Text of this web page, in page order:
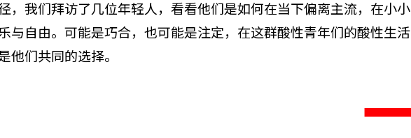
，我们拜访了几位年轻人，看看他们是如何在当下偏离主流，在小小
与自由。可能是巧合，也可能是注定，在这群酸性青年们的酸性生活
他们共同的选择。